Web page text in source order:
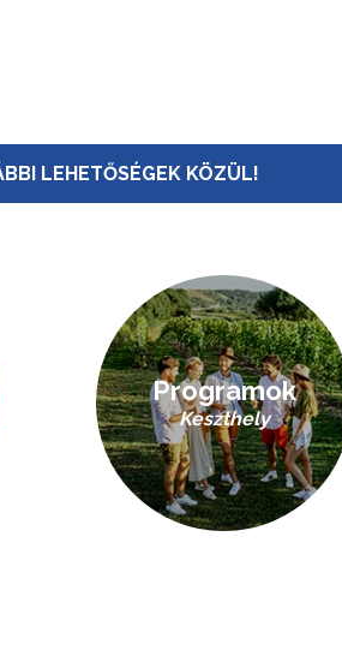
LEHETŐSÉGEK KÖZÜL!
Programok
Keszthely